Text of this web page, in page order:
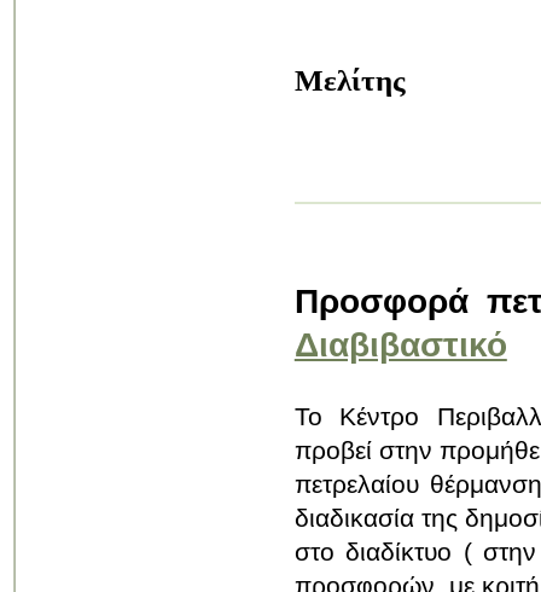
Μελίτης
Προσφορά
Διαβιβαστικό
Το Κέντρο
προβεί στην
πετρελαίου
διαδικασία της
στο διαδίκτυο (
προσφορών, με